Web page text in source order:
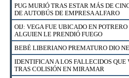
FUERZA PÚBLICA RESCATÓ A 23
DETIENEN A HOMBRE Y MUJER EN
SANTA CRUZ
EXTRANJEROS EN CONDICIÓN DE
SU LICENCIA DE CONDUCIR HASTA EL
¿CÓMO APLICAR PARA UN
BONO EN EL BANCO NACIONAL?
PUG MURIÓ TRAS ESTAR MÁS DE
DE AUTOBÚS DE EMPRESA ALFARO
OIJ: VEGA FUE UBICADO EN
ALGUIEN LE PRENDIÓ FUEGO
BEBÉ LIBERIANO PREMATURO DIO
IDENTIFICAN A LOS FALLECIDOS
TRAS COLISIÓN EN MIRAMAR